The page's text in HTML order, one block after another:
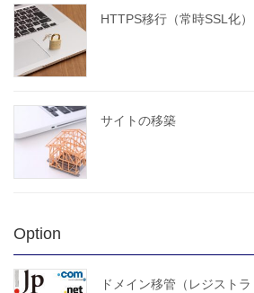
HTTPS移行（常時SSL化）
サイトの移築
Option
ドメイン移管（レジスト